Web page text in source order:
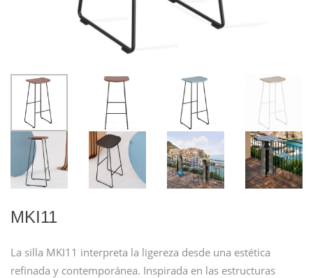
MKI11
La silla MKI11 interpreta la ligereza desde una estética
refinada y contemporánea. Inspirada en las estructuras